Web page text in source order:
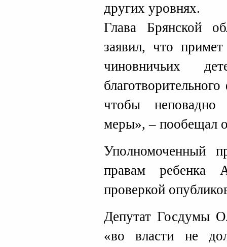
других уровнях.
Глава Брянской
заявил, что
чиновничьих
чтобы
меры», – пообещал
Уполномоченный
правам ребенка
проверкой
Депутат Госдумы
«во власти не